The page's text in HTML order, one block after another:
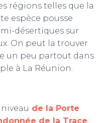
régions telles que la
espèce pousse
désertiques sur
On peut la trouver
un peu partout dans
à La Réunion.
de la Porte
de la Trace